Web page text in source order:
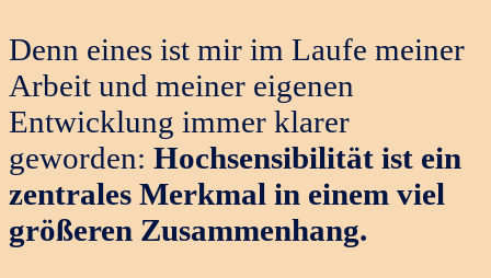
Denn eines ist mir im Laufe meiner
Arbeit und meiner eigenen
Entwicklung immer klarer
geworden: Hochsensibilität ist ein
zentrales Merkmal in einem viel
größeren Zusammenhang.